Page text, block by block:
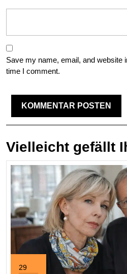
Save my name, email, and website
time I comment.
Vielleicht gefällt
29